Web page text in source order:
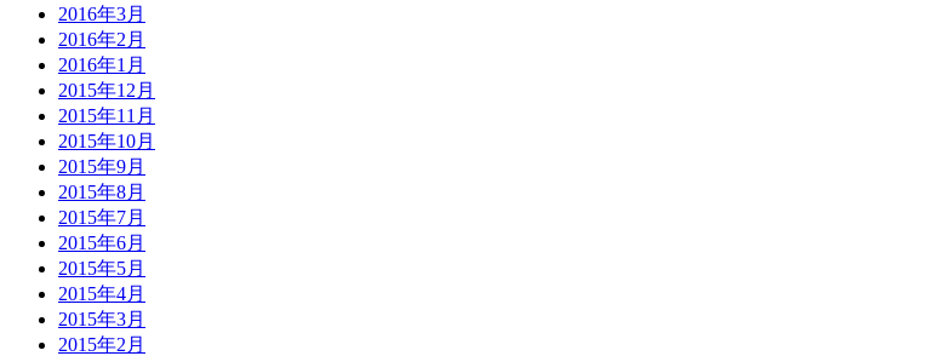
2016年3月
2016年2月
2016年1月
2015年12月
2015年11月
2015年10月
2015年9月
2015年8月
2015年7月
2015年6月
2015年5月
2015年4月
2015年3月
2015年2月